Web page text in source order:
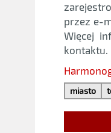
przez e-
Więcej
kontaktu.
miasto